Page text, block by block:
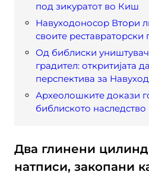
под зикуратот во Киш
Навуходоносор Втори
своите реставраторски
Од библиски
градител: откритијата
перспектива за
Археолошките докази
библиското наследство
Два глинени
натписи, закопани